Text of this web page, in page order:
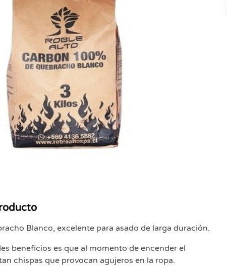
Blanco, excelente para asado de larga duración.
beneficios es que al momento de encender el
chispas que provocan agujeros en la ropa.